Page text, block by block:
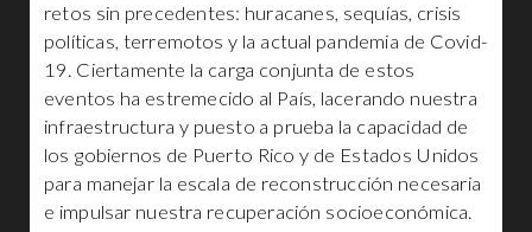
retos sin precedentes: huracanes, sequías, crisis
políticas, terremotos y la actual pandemia de Covid-
19. Ciertamente la carga conjunta de estos
eventos ha estremecido al País, lacerando nuestra
infraestructura y puesto a prueba la capacidad de
los gobiernos de Puerto Rico y de Estados Unidos
para manejar la escala de reconstrucción necesaria
e impulsar nuestra recuperación socioeconómica.